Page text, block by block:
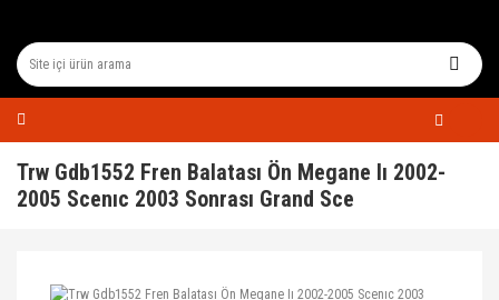
Trw Gdb1552 Fren Balatası Ön Megane Iı 2002-
2005 Scenıc 2003 Sonrası Grand Sce